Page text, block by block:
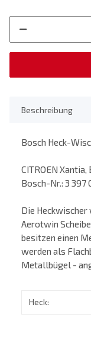
Beschreibung
Bosch Heck-
CITROEN
Bosch-Nr.: 3 397
Die Heckwischer
Aerotwin
besitzen einen
werden als
Metallbügel -
Heck: